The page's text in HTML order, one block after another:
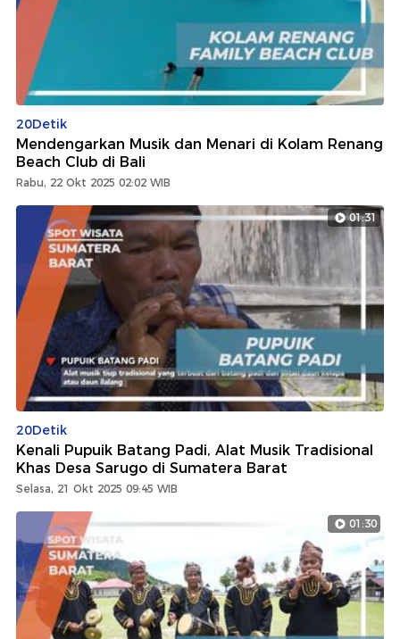
20Detik
Mendengarkan Musik dan Menari di Kolam Renang
Beach Club di Bali
Rabu, 22 Okt 2025 02:02 WIB
01:31
20Detik
Kenali Pupuik Batang Padi, Alat Musik Tradisional
Khas Desa Sarugo di Sumatera Barat
Selasa, 21 Okt 2025 09:45 WIB
01:30